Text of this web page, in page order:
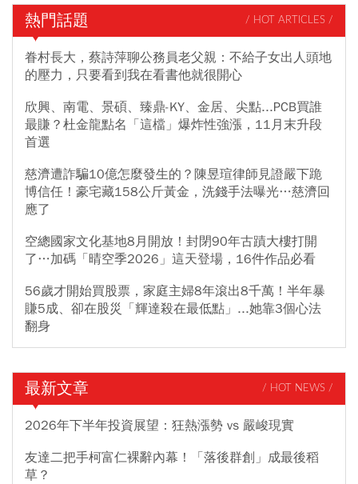
熱門話題 / HOT ARTICLES /
眷村長大，蔡詩萍聊公務員老父親：不給子女出人頭地
的壓力，只要看到我在看書他就很開心
欣興、南電、景碩、臻鼎-KY、金居、尖點...PCB買誰
最賺？杜金龍點名「這檔」爆炸性強漲，11月末升段
首選
慈濟遭詐騙10億怎麼發生的？陳昱瑄律師見證嚴下跪
博信任！豪宅藏158公斤黃金，洗錢手法曝光…慈濟回
應了
空總國家文化基地8月開放！封閉90年古蹟大樓打開
了…加碼「晴空季2026」這天登場，16件作品必看
56歲才開始買股票，家庭主婦8年滾出8千萬！半年暴
賺5成、卻在股災「輝達殺在最低點」...她靠3個心法
翻身
最新文章 / HOT NEWS /
2026年下半年投資展望：狂熱漲勢 vs 嚴峻現實
友達二把手柯富仁裸辭內幕！「落後群創」成最後稻
草？